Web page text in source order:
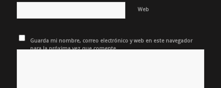
Web
Guarda mi nombre, correo electrónico y web en este navegador
para la próxima vez que comente.